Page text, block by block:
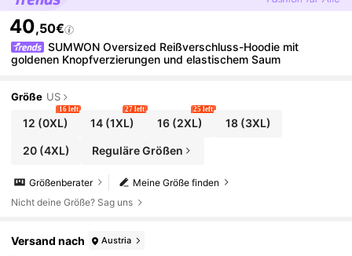
40,50€
SUMWON Oversized Reißverschluss-Hoodie mit
goldenen Knopfverzierungen und elastischem Saum
Größe US
12 (0XL)
16 left
14 (1XL)
27 left
16(2XL)
25 left
18(3XL)
20(4XL) Reguläre Größen
Meine Größe finden
Größenberater
Nicht deine Größe? Sag uns
Versand nach Austria